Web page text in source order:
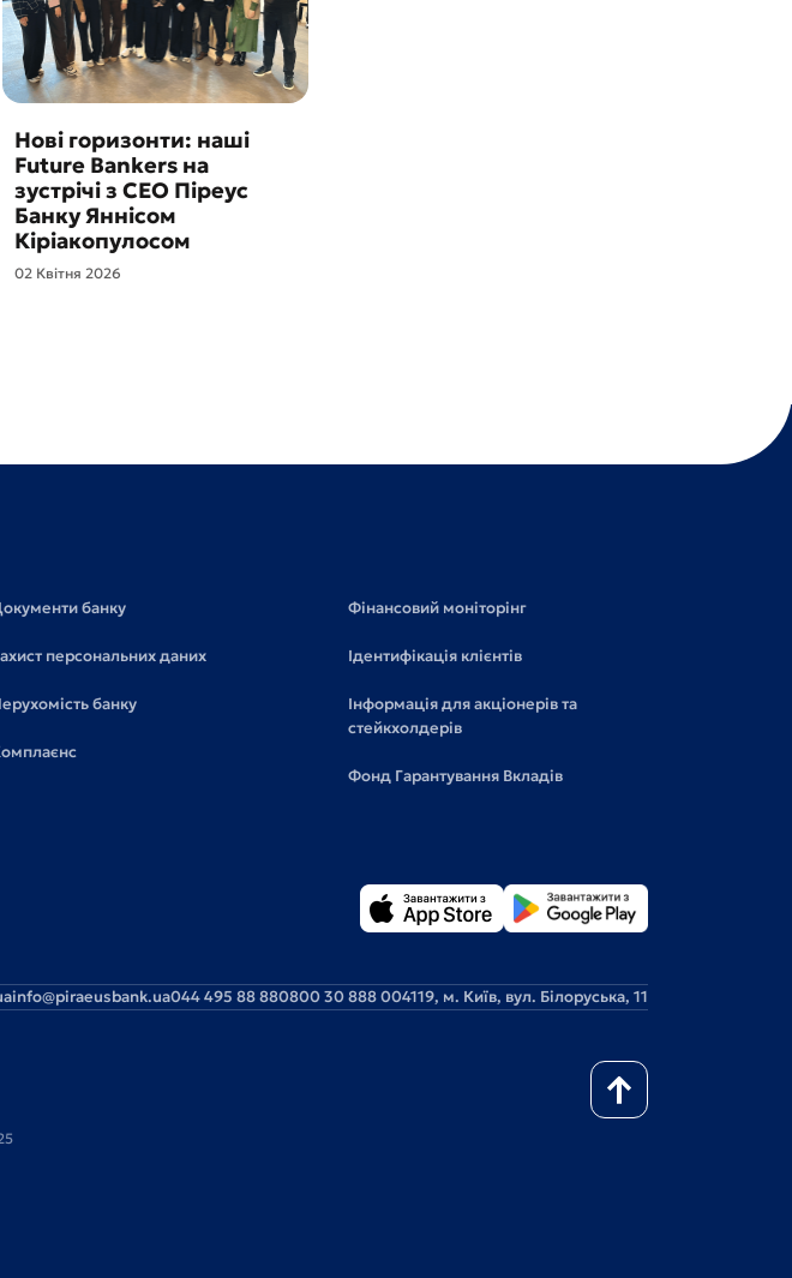
Нові горизонти: наші
Future Bankers на
зустрічі з CEO Піреус
Банку Яннісом
Кіріакопулосом
02 Квітня 2026
банку
персональних даних
банку
Фінансовий моніторінг
Ідентифікація клієнтів
Інформація для акціонерів та
стейкхолдерів
Фонд Гарантування Вкладів
info@piraeusbank.ua044 495 88 880800 30 888 004119, м. Київ, вул. Білоруська, 11